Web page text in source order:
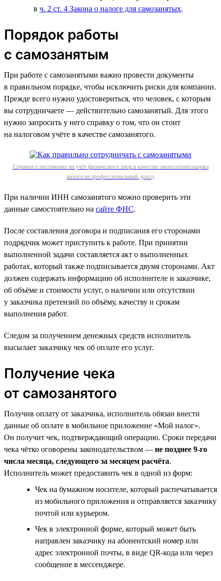
в ч. 2 ст. 4 Закона о налоге для самозанятых.
Порядок работы
с самозанятым
При работе с самозанятыми важно провести документы
в правильном порядке, чтобы исключить риски для компании.
Прежде всего нужно удостовериться, что человек, с которым
вы сотрудничаете — действительно самозанятый. Для этого
нужно запросить у него справку о том, что он стоит
на налоговом учёте в качестве самозанятого.
Справка о постановке на учёт физического лица в качестве налогоплательщика
налога на профессиональный доход
При наличии ИНН самозанятого можно проверить эти
данные самостоятельно на сайте ФНС.
После составления договора и подписания его сторонами
подрядчик может приступить к работе. При принятии
выполненной задачи составляется акт о выполненных
работах, который также подписывается двумя сторонами. Акт
должен содержать информацию об исполнителе и заказчике,
об объёме и стоимости услуг, о наличии или отсутствии
у заказчика претензий по объёму, качеству и срокам
выполнения работ.
Следом за получением денежных средств исполнитель
высылает заказчику чек об оплате его услуг.
Получение чека
от самозанятого
Получив оплату от заказчика, исполнитель обязан внести
данные об оплате в мобильное приложение «Мой налог».
Он получит чек, подтверждающий операцию. Сроки передачи
чека чётко оговорены законодательством — не позднее 9-го
числа месяца, следующего за месяцем расчёта.
Исполнитель может предоставить чек в одной из форм:
Чек на бумажном носителе, который распечатывается
из мобильного приложения и отправляется заказчику
почтой или курьером.
Чек в электронной форме, который может быть
направлен заказчику на абонентский номер или
адрес электронной почты, в виде QR-кода или через
сообщение в мессенджере.